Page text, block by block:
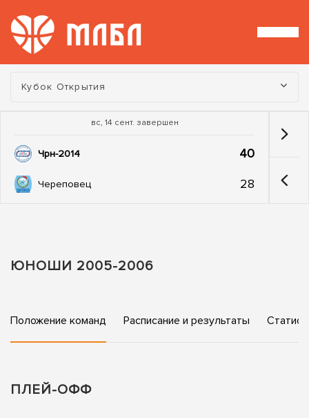
Турнир:
Кубок Открытия
вс, 14 сент. завершен
Чрн-2014 40
Череповец 28
ЮНОШИ 2005-2006
Положение команд Расписание и результаты
ПЛЕЙ-ОФФ